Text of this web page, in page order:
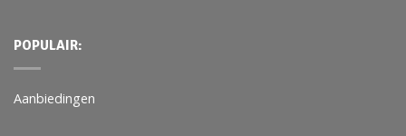
POPULAIR:
Aanbiedingen